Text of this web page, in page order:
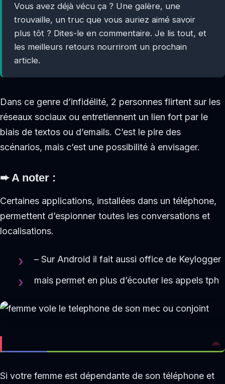
Vous avez déjà vécu ça ? Une galère, une
trouvaille, un truc que vous auriez aimé savoir
plus tôt ? Dites-le en commentaire. Je lis tout, et
les meilleurs retours nourriront un prochain
article.
Dans ce genre d’infidélité, 2 personnes flirtent sur les
réseaux sociaux ou entretiennent un lien fort par le
biais de textos ou d’emails. C’est le pire des
scénarios, mais c’est une possibilité à envisager.
➨A noter :
Certaines applications, installées dans un téléphone,
permettent d’espionner toutes les conversations et
localisations.
– Sur Android il fait aussi office de Keylogger
mais permet en plus d’écouter les appels tph
Si votre femme est dépendante de son téléphone et